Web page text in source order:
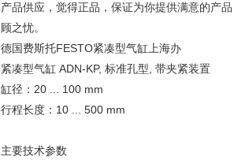
产品供应，觉得正品，保证为你提供满意的产
顾之忧。
德国费斯托FESTO紧凑型气缸上海办
紧凑型气缸 ADN-KP, 标准孔型, 带夹紧装置
缸径：20 ... 100 mm
行程长度：10 ... 500 mm
主要技术参数